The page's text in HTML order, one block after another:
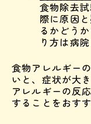
食物除去
際に原因
るかどう
り方は病
食物アレルギー
いと、症状が大
アレルギーの反
することをおす